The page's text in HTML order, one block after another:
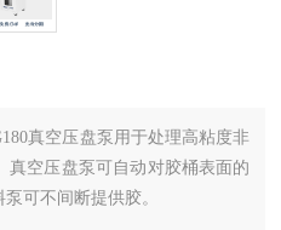
真空压盘泵用于处理高粘度非
真空压盘泵可自动对胶桶表面的
可不间断提供胶。